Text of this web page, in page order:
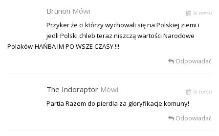
Brunon Mówi % temu
Przyker że ci którzy wychowali się na Polskiej ziemi i
jedli Polski chleb teraz niszczą wartości Narodowe
Polaków-HAŃBA IM PO WSZE CZASY !!!
Odpowiadać
The Indoraptor Mówi % temu
Partia Razem do pierdla za gloryfikacje komuny!
Odpowiadać